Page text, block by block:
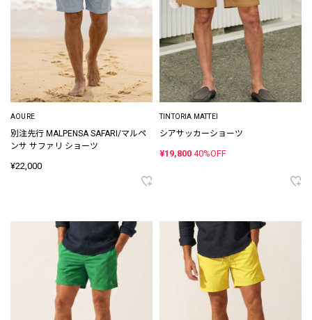
AOURE
別注先行 MALPENSA SAFARI/マルペ
ンサ サファリ ショーツ
¥22,000
TINTORIA MATTEI
シアサッカーショーツ
¥19,800 40%OFF